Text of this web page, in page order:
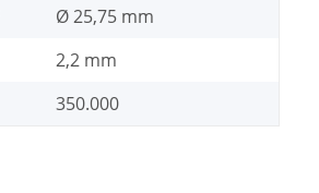
Ø 25,75 mm
2,2 mm
350.000